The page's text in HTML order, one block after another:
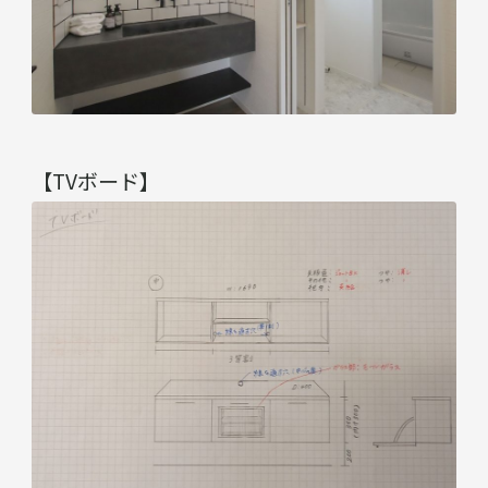
【TVボード】